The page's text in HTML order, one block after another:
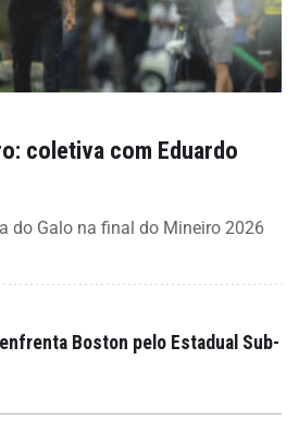
coletiva com Eduardo
do Galo na final do Mineiro 2026
Boston pelo Estadual Sub-